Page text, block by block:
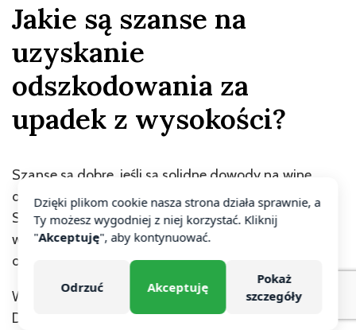
Dzięki plikom cookie nasza strona działa sprawnie, a
Ty możesz wygodniej z niej korzystać. Kliknij
"Akceptuję", aby kontynuować.
Odrzuć Akceptuję
Pokaż
szczegóły
Jakie są szanse na
uzyskanie
odszkodowania za
upadek z wysokości?
Szanse są dobre, jeśli są solidne dowody na winę
drugiej strony i sprawa jest dobrze przygotowana.
System prawny UK sprzyja poszkodowanym, ale
wygrana nie jest pewna. Wszystko zależy od
okoliczności i jakości materiału dowodowego.
Warto spojrzeć realistycznie na swoje roszczenie.
Dobry prawnik oceni sprawę i doradzi, jak